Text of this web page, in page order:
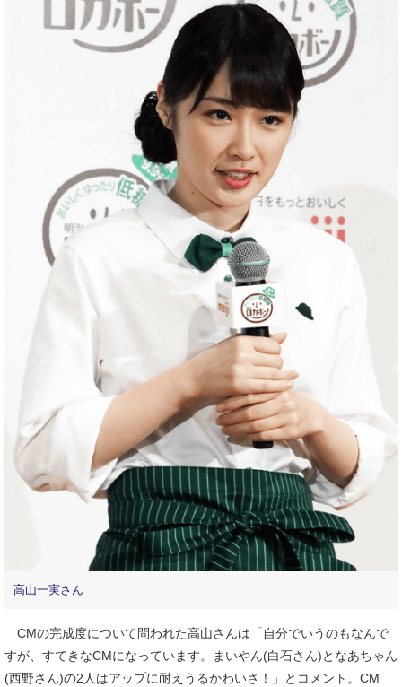
高山一実さん
CMの完成度について問われた高山さんは「自分でいうのもなんで
すが、すてきなCMになっています。まいやん(白石さん)となあちゃん
(西野さん)の2人はアップに耐えうるかわいさ！」とコメント。CM